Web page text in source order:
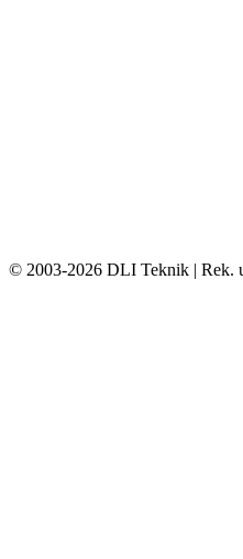
© 2003-2026 DLI Teknik | Rek.